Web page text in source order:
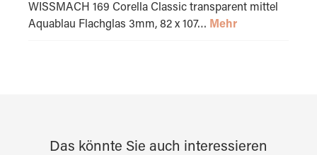
WISSMACH 169 Corella Classic transparent mittel
Aquablau Flachglas 3mm, 82 x 107… Mehr
Das könnte Sie auch interessieren